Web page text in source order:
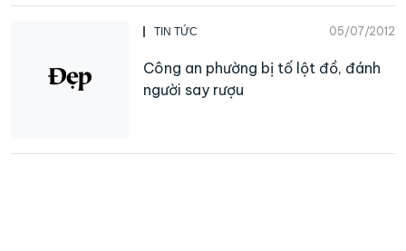
TIN TỨC 05/07/2012
Công an phường bị tố lột đồ, đánh
người say rượu